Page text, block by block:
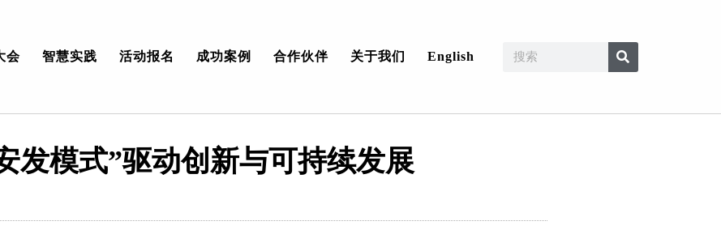
会 智慧实践 活动报名 成功案例 合作伙伴 关于我们 English
发模式”驱动创新与可持续发展